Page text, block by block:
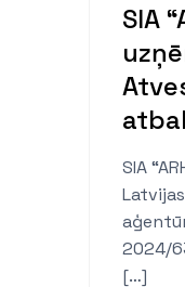
SIA
SIA
2024/
[…]